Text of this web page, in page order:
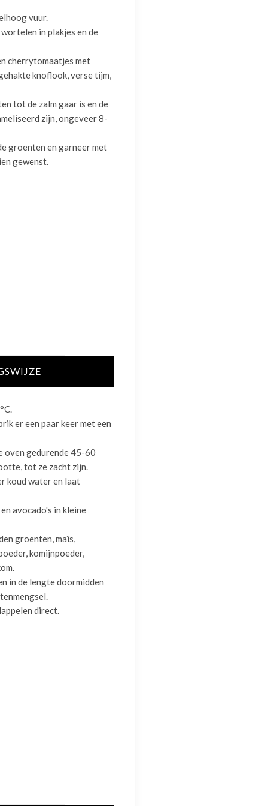
vuur.
in plakjes en de
cherrytomaatjes met
knoflook, verse tijm,
tot de zalm gaar is en de
zijn, ongeveer 8-
groenten en garneer met
gewenst.
er een paar keer met een
oven gedurende 45-60
tot ze zacht zijn.
koud water en laat
avocado's in kleine
groenten, maïs,
komijnpoeder,
in de lengte doormidden
direct.